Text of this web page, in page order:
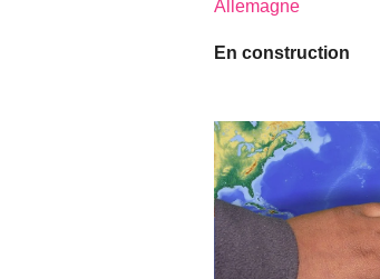
Allemagne
En construction